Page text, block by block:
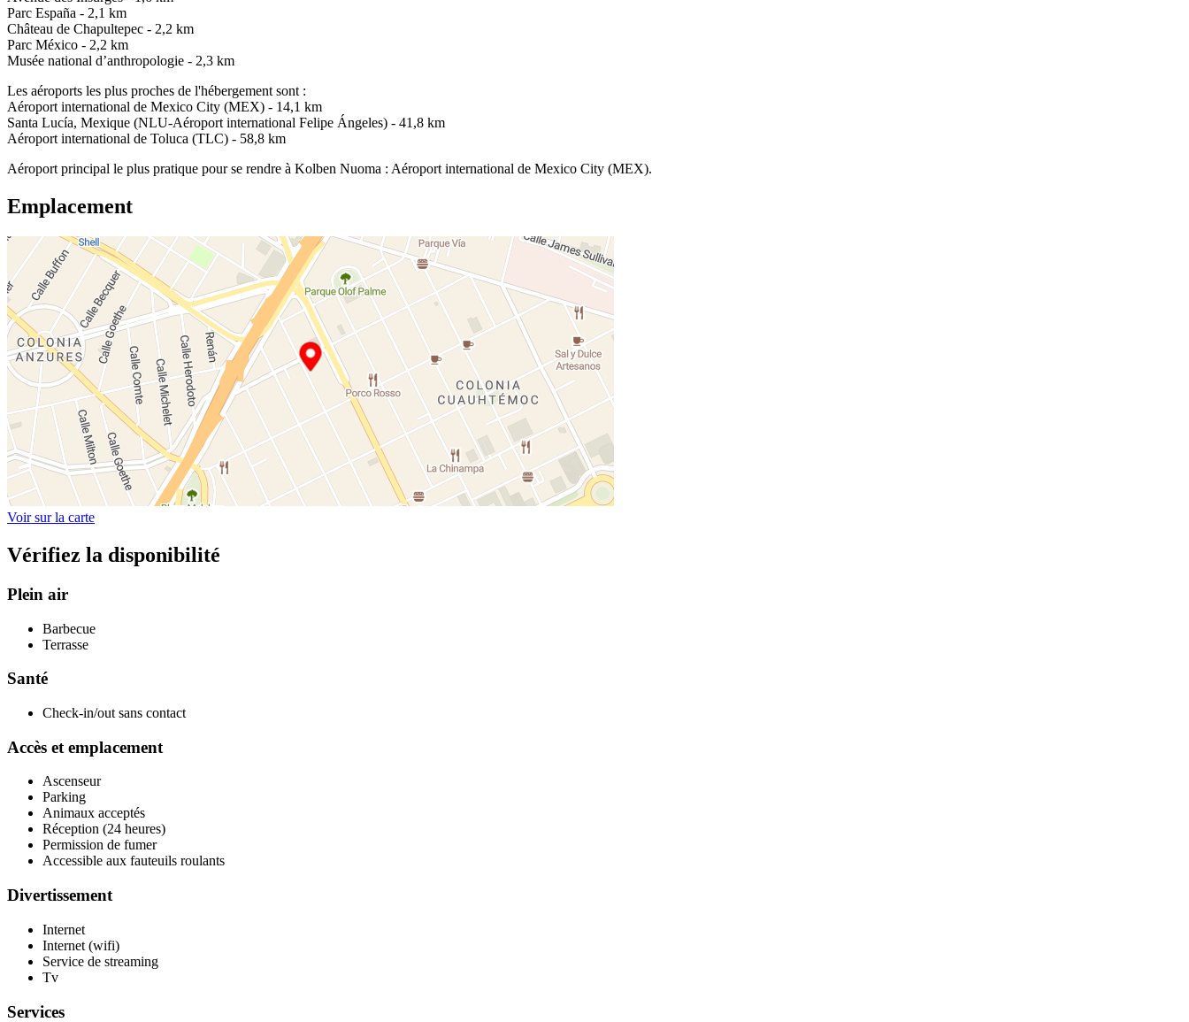
Parc España - 2,1 km
Château de Chapultepec - 2,2 km
Parc México - 2,2 km
Musée national d’anthropologie - 2,3 km
Les aéroports les plus proches de l'hébergement sont :
Aéroport international de Mexico City (MEX) - 14,1 km
Santa Lucía, Mexique (NLU-Aéroport international Felipe Ángeles) - 41,8 km
Aéroport international de Toluca (TLC) - 58,8 km
Aéroport principal le plus pratique pour se rendre à Kolben Nuoma : Aéroport international de Mexico City (MEX).
Emplacement
Voir sur la carte
Vérifiez la disponibilité
Plein air
Barbecue
Terrasse
Santé
Check-in/out sans contact
Accès et emplacement
Ascenseur
Parking
Animaux acceptés
Réception (24 heures)
Permission de fumer
Accessible aux fauteuils roulants
Divertissement
Internet
Internet (wifi)
Service de streaming
Tv
Services